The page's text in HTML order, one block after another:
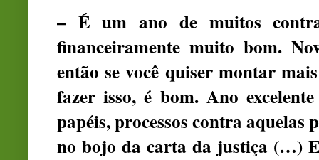
– É um ano de muitos
financeiramente muito bom.
então se você quiser montar
fazer isso, é bom. Ano
papéis, processos contra aquelas
no bojo da carta da justiça (…)